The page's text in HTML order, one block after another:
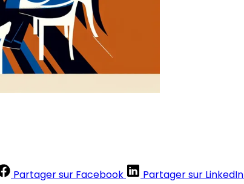
Partager sur Facebook Partager sur LinkedIn